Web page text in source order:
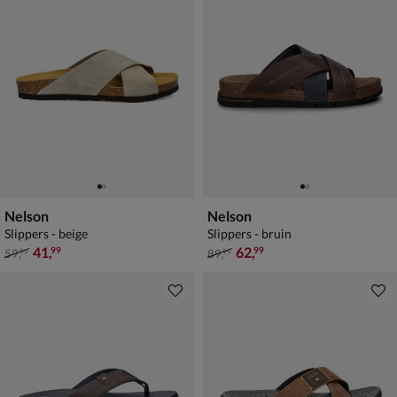
Nelson
Slippers - beige
van € 59,99 voor € 41,99
59,99 41,99
Nelson
Slippers - bruin
van € 89,99 voor € 62,99
89,99 62,99